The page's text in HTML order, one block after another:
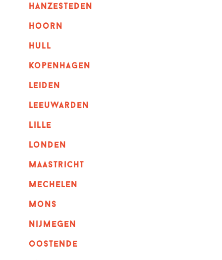
hanzesteden
hoorn
hull
kopenhagen
leiden
leeuwarden
lille
londen
maastricht
mechelen
mons
nijmegen
oostende